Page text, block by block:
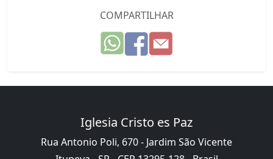
COMPARTILHAR
Iglesia Cristo es Paz
Rua Antonio Poli, 670 - Jardim São Vicente